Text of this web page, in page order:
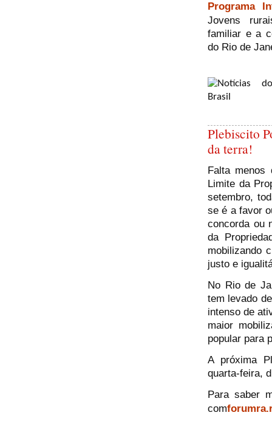
Programa
Jovens
familiar e a
do Rio de
Plebiscito
da terra!
Falta
Limite da
setembro,
se é a favor
concorda ou
da
mobilizando
justo e
No Rio de
tem levado
intenso de
maior
popular para
A próxima
quarta-feira,
Para saber
com